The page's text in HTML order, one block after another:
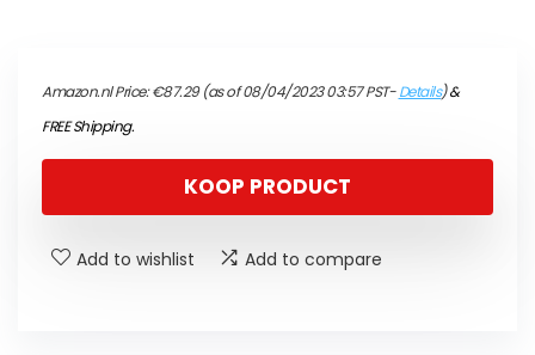
Amazon.nl Price:€87.29(as of 08/04/2023 03:57 PST-Details)&
FREE Shipping.
KOOP PRODUCT
Add to wishlist Add to compare